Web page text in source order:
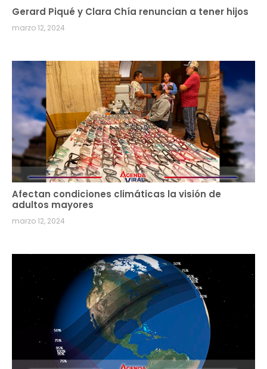
Gerard Piqué y Clara Chía renuncian a tener hijos
marzo 12, 2024
Afectan condiciones climáticas la visión de
adultos mayores
marzo 12, 2024